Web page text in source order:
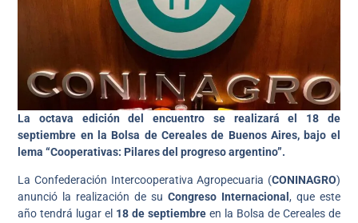
La octava edición del encuentro se realizará el 18 de
septiembre en la Bolsa de Cereales de Buenos Aires, bajo el
lema “Cooperativas: Pilares del progreso argentino”.
La Confederación Intercooperativa Agropecuaria (CONINAGRO)
anunció la realización de su Congreso Internacional , que este
año tendrá lugar el 18 de septiembre en la Bolsa de Cereales de